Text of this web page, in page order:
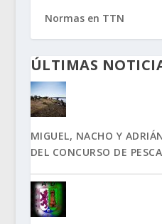
Normas en TTN
ÚLTIMAS
MIGUEL, NACHO Y
DEL CONCURSO DE